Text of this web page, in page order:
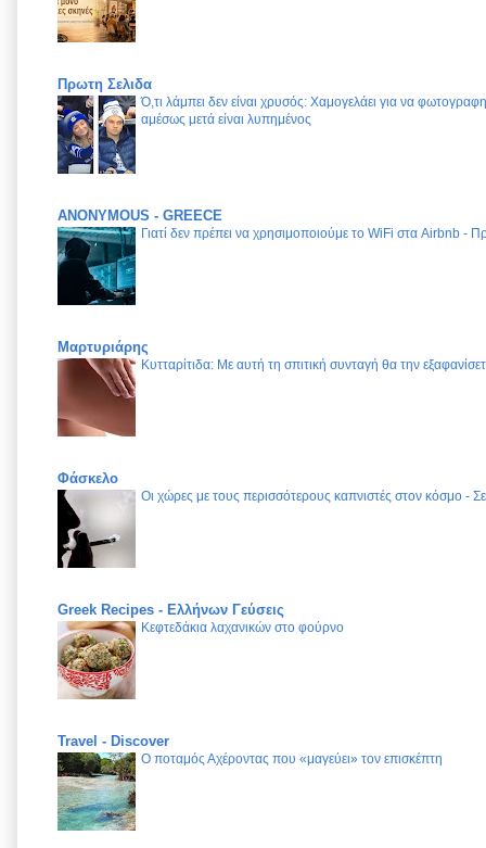
Πρωτη Σελιδα
Ό,τι λάμπει δεν είναι χρυσός: Χαμογελάει για να
αμέσως μετά είναι λυπημένος
ANONYMOUS - GREECE
Γιατί δεν πρέπει να χρησιμοποιούμε το WiFi στα Airbnb -
Μαρτυριάρης
Κυτταρίτιδα: Με αυτή τη σπιτική συνταγή θα την
Φάσκελο
Οι χώρες με τους περισσότερους καπνιστές στον κόσμο -
Greek Recipes - Ελλήνων Γεύσεις
Κεφτεδάκια λαχανικών στο φούρνο
Travel - Discover
Ο ποταμός Αχέροντας που «μαγεύει» τον επισκέπτη